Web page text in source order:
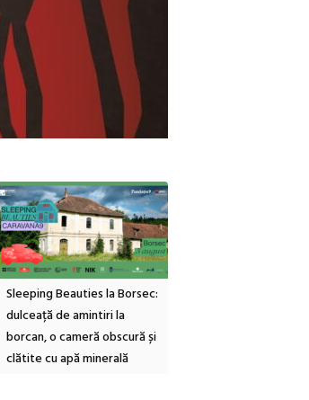
Sleeping Beauties la Borsec:
dulceață de amintiri la
borcan, o cameră obscură și
clătite cu apă minerală